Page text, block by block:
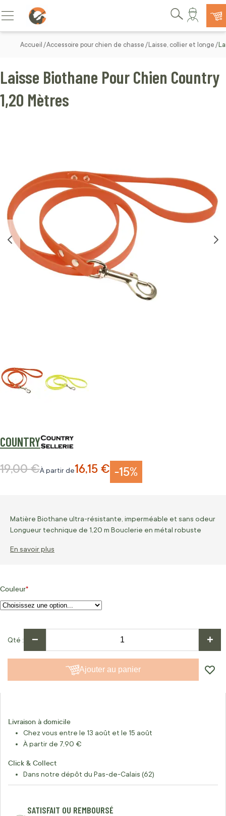
Allez au contenu
Basculer la navigation
Rechercher
Accueil Accessoire pour chien de chasse Laisse, collier et longe
COUNTRY
Laisse Biothane Pour Chien Country
1,20 Mètres
-15%
À partir de16,15 €
Prix normal
19,00 €
Matière Biothane ultra-résistante, imperméable et sans odeur
Longueur technique de 1,20 m Bouclerie en métal robuste
En savoir plus
Couleur
Qté − +
Ajouter au panier
Livraison à domicile
Chez vous entre le 13 août et le 15 août
À partir de 7,90 €
Click & Collect
Dans notre dépôt du Pas-de-Calais (62)
SATISFAIT OU REMBOURSÉ